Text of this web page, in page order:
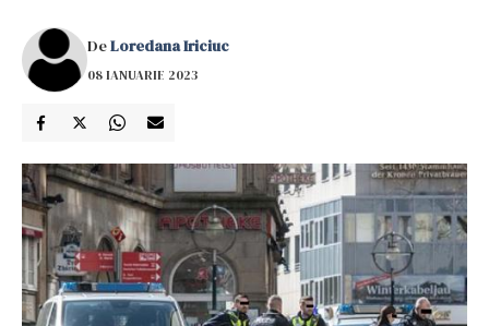
DeLoredana Iriciuc
08 IANUARIE 2023